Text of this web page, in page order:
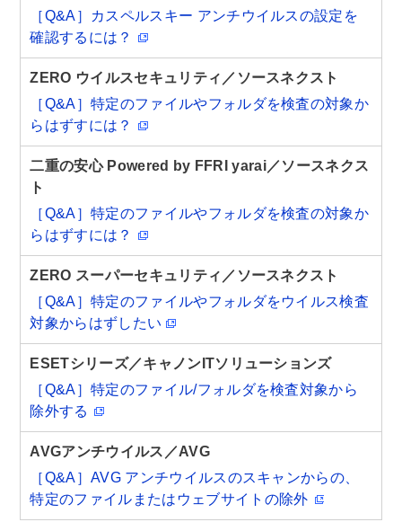
［Q&A］カスペルスキー アンチウイルスの設定を
確認するには？
ZERO ウイルスセキュリティ／ソースネクスト
［Q&A］特定のファイルやフォルダを検査の対象か
らはずすには？
二重の安心 Powered by FFRI yarai／ソースネクス
ト
［Q&A］特定のファイルやフォルダを検査の対象か
らはずすには？
ZERO スーパーセキュリティ／ソースネクスト
［Q&A］特定のファイルやフォルダをウイルス検査
対象からはずしたい
ESETシリーズ／キャノンITソリューションズ
［Q&A］特定のファイル/フォルダを検査対象から
除外する
AVGアンチウイルス／AVG
［Q&A］AVG アンチウイルスのスキャンからの、
特定のファイルまたはウェブサイトの除外